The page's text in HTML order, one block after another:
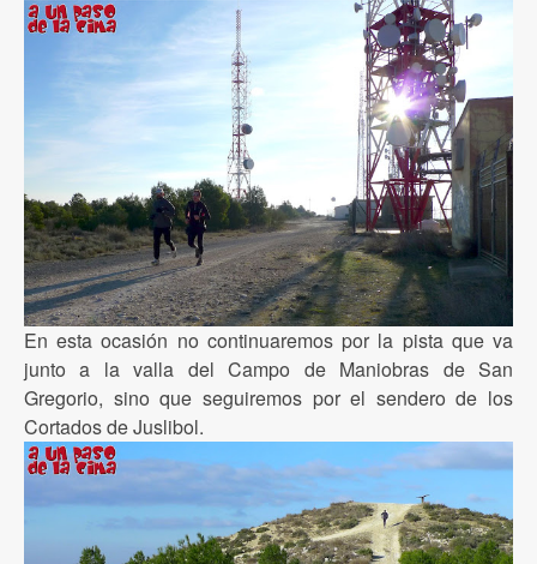
En esta ocasión no continuaremos por la pista que va
junto a la valla del Campo de Maniobras de San
Gregorio, sino que seguiremos por el sendero de los
Cortados de Juslibol.